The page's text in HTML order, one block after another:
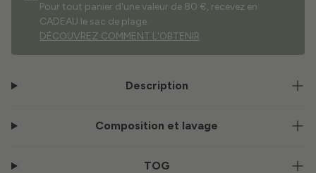
Pour tout panier d'une valeur de 80 €, recevez en
CADEAU le sac de plage.
DÉCOUVREZ COMMENT L'OBTENIR
Description
Composition et lavage
TOG